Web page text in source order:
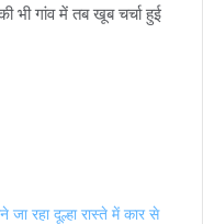
भी गांव में तब खूब चर्चा हुई
जा रहा दूल्हा रास्ते में कार से